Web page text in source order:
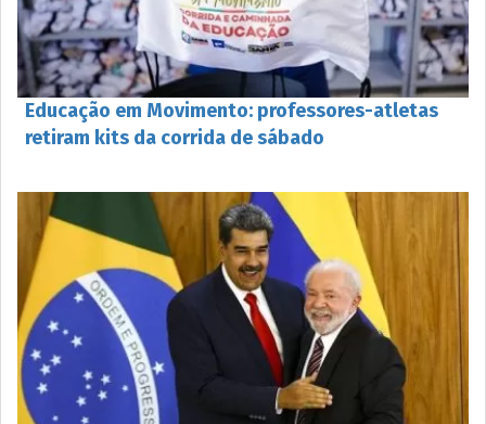
Educação em Movimento: professores-atletas
retiram kits da corrida de sábado